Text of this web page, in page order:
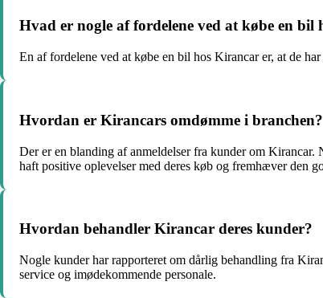
Hvad er nogle af fordelene ved at købe en bil
En af fordelene ved at købe en bil hos Kirancar er, at de
Hvordan er Kirancars omdømme i branchen?
Der er en blanding af anmeldelser fra kunder om
haft positive oplevelser med deres køb og fremhæver den
Hvordan behandler Kirancar deres kunder?
Nogle kunder har rapporteret om dårlig behandling fra
service og imødekommende personale.